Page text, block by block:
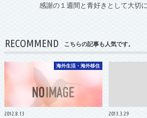
感謝の１週間と青好きとして大切
RECOMMEND こちらの記事も人気です。
海外生活・海外移住
2012.8.13 2013.3.29